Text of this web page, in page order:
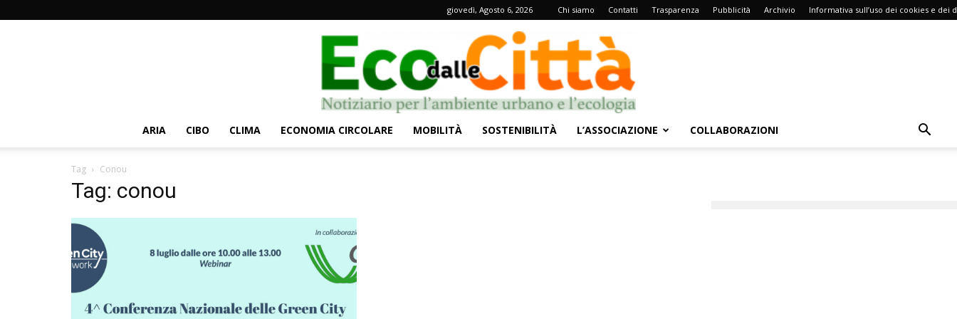
giovedì, Agosto 6, 2026 Chi siamo Contatti Trasparenza Pubblicità Archivio Informativa sull’uso dei cookies e dei
ARIA CIBO CLIMA ECONOMIA CIRCOLARE MOBILITÀ SOSTENIBILITÀ L’ASSOCIAZIONE COLLABORAZIONI
Tag Conou
Tag: conou